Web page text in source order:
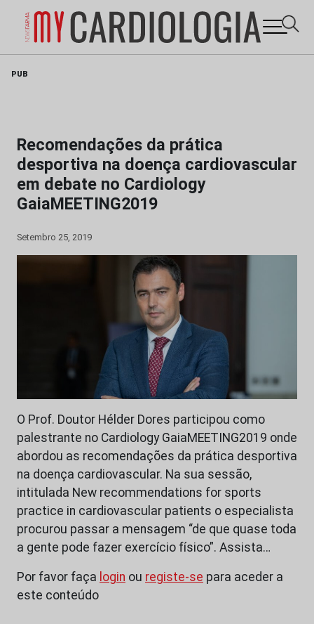
PUB
Recomendações da prática
desportiva na doença cardiovascular
em debate no Cardiology
GaiaMEETING2019
Setembro 25, 2019
O Prof. Doutor Hélder Dores participou como
palestrante no Cardiology GaiaMEETING2019 onde
abordou as recomendações da prática desportiva
na doença cardiovascular. Na sua sessão,
intitulada New recommendations for sports
practice in cardiovascular patients o especialista
procurou passar a mensagem “de que quase toda
a gente pode fazer exercício físico”. Assista…
Por favor faça login ou registe-se para aceder a
este conteúdo